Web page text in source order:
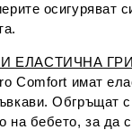
осигуряват
ЕЛАСТИЧНА
Comfort имат
Обгръщат
на бебето, за да